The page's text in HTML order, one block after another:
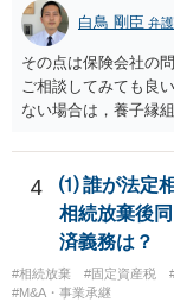
白鳥 剛臣 弁
その点は保険会社の
ご相談してみても良
ない場合は，養子縁
人に指定されていた
す。 例えば，あな
も対象になってきま
の受取人が記載して
お聞きしないと，一
ので，お近くの弁護
4
⑴ 誰が法定
相続放棄後
済義務は？
#相続放棄 #固定資産税
#M&A・事業承継